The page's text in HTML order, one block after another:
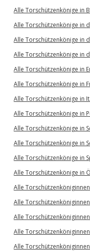
Alle Torschützenkönige in
Alle Torschützenkönige in
Alle Torschützenkönige in
Alle Torschützenkönige in
Alle Torschützenkönige in
Alle Torschützenkönige in
Alle Torschützenkönige in
Alle Torschützenkönige in
Alle Torschützenkönige in
Alle Torschützenkönige in
Alle Torschützenkönige in
Alle Torschützenkönige in
Alle
Alle
Alle
Alle
Alle